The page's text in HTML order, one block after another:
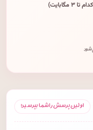
اولین پرسش را شما بپرسید!